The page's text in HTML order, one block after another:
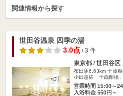
関連情報から探す
世田谷温泉 四季の湯
3.0点/ 3 件
東京都 / 世田谷区
布田駅6.63km 千歳
小田急線「千歳船橋
営業時間 15:00～
入浴料金 550円～